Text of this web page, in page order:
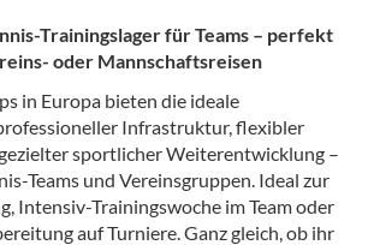
Trainingslager für Teams – perfekt
oder Mannschaftsreisen
in Europa bieten die ideale
Infrastruktur, flexibler
sportlicher Weiterentwicklung –
Teams und Vereinsgruppen. Ideal zur
Intensiv-Trainingswoche im Team oder
auf Turniere. Ganz gleich, ob ihr